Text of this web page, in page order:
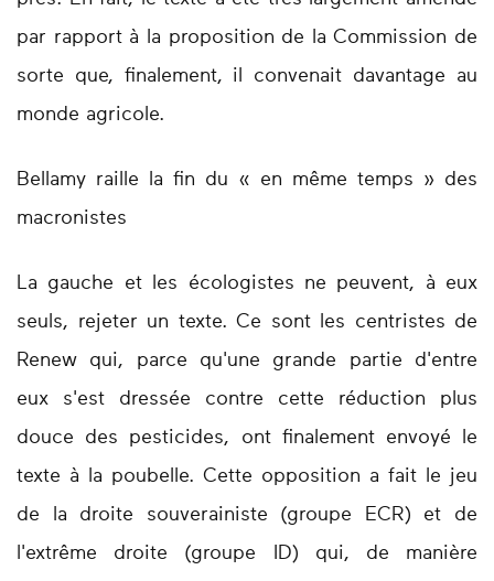
par rapport à la proposition de la Commission de
sorte que, finalement, il convenait davantage au
monde agricole.
Bellamy raille la fin du « en même temps » des
macronistes
La gauche et les écologistes ne peuvent, à eux
seuls, rejeter un texte. Ce sont les centristes de
Renew qui, parce qu'une grande partie d'entre
eux s'est dressée contre cette réduction plus
douce des pesticides, ont finalement envoyé le
texte à la poubelle. Cette opposition a fait le jeu
de la droite souverainiste (groupe ECR) et de
l'extrême droite (groupe ID) qui, de manière